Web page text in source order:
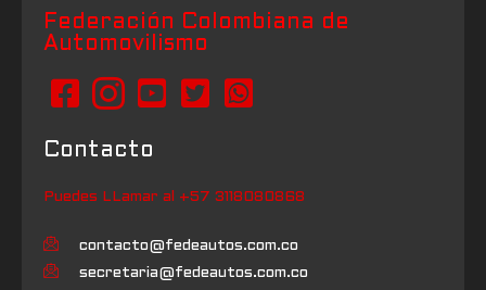
Federación Colombiana de
Automovilismo
Contacto
Puedes LLamar al +57 3118080868
contacto@fedeautos.com.co
secretaria@fedeautos.com.co